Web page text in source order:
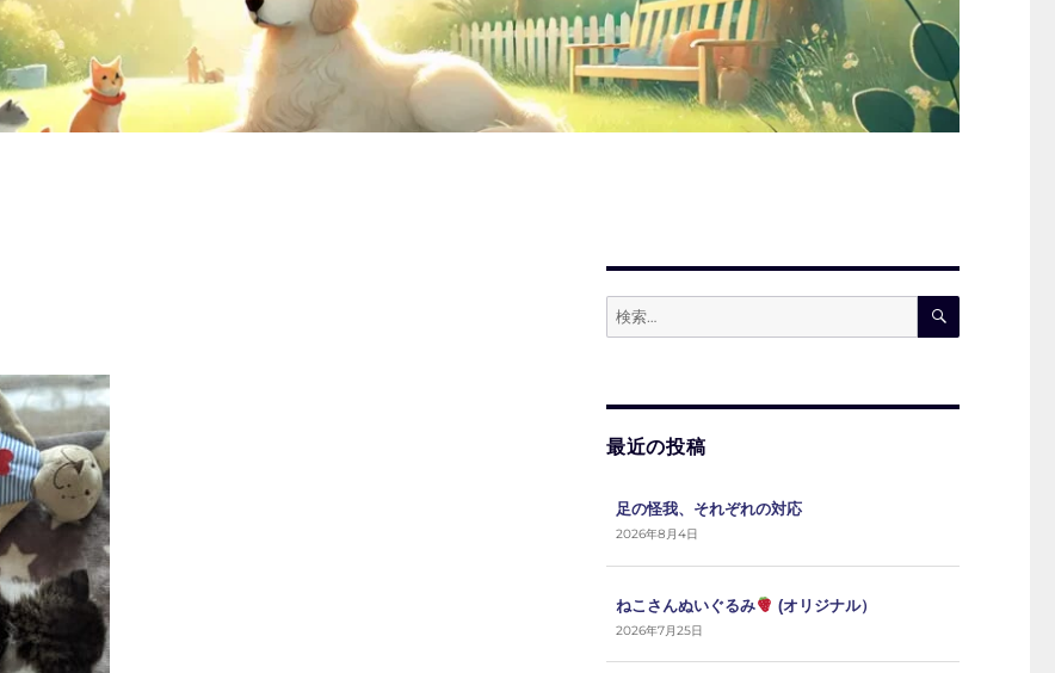
検
索:
検
最近の投稿
足の怪我、それぞれの対応
2026年8月4日
ねこさんぬいぐるみ (オリジナル）
2026年7月25日